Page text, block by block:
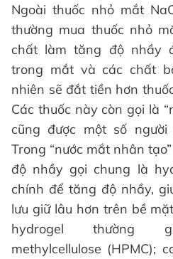
Ngoài thuốc nhỏ mắt
thường mua thuốc nhỏ
chất làm tăng độ nhầy
trong mắt và các chất
nhiên sẽ đắt tiền hơn
Các thuốc này còn gọi là
cũng được một số
Trong “nước mắt nhân
độ nhầy gọi chung là
chính để tăng độ nhầy,
lưu giữ lâu hơn trên bề
hydrogel thường
methylcellulose (HPMC);